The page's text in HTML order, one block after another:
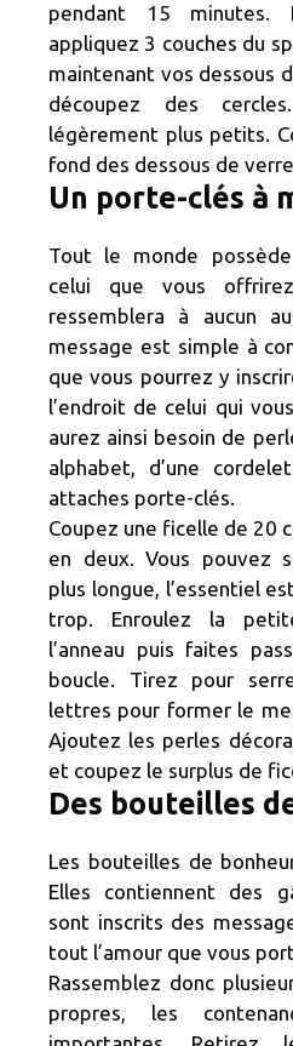
pendant 15 minutes.
appliquez 3 couches du
maintenant vos dessous
découpez des
légèrement plus petits.
fond des dessous de
Un porte-clés à
Tout le monde
celui que vous
ressemblera à aucun
message est simple à
que vous pourrez y
l’endroit de celui qui
aurez ainsi besoin de
alphabet, d’une
attaches porte-clés.
Coupez une ficelle de 20
en deux. Vous pouvez
plus longue, l’essentiel
trop. Enroulez la
l’anneau puis faites
boucle. Tirez pour
lettres pour former le
Ajoutez les perles
et coupez le surplus de
Des bouteilles
Les bouteilles de
Elles contiennent des
sont inscrits des
tout l’amour que vous
Rassemblez donc
propres, les